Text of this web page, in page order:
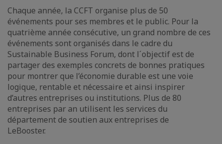
Chaque année, la CCFT organise plus de 50
événements pour ses membres et le public. Pour la
quatrième année consécutive, un grand nombre de ces
événements sont organisés dans le cadre du
Sustainable Business Forum, dont l´objectif est de
partager des exemples concrets de bonnes pratiques
pour montrer que l’économie durable est une voie
logique, rentable et nécessaire et ainsi inspirer
d’autres entreprises ou institutions. Plus de 80
entreprises par an utilisent les services du
département de soutien aux entreprises de
LeBooster.